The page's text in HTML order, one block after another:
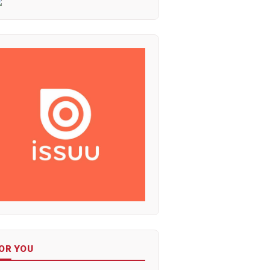
YOU